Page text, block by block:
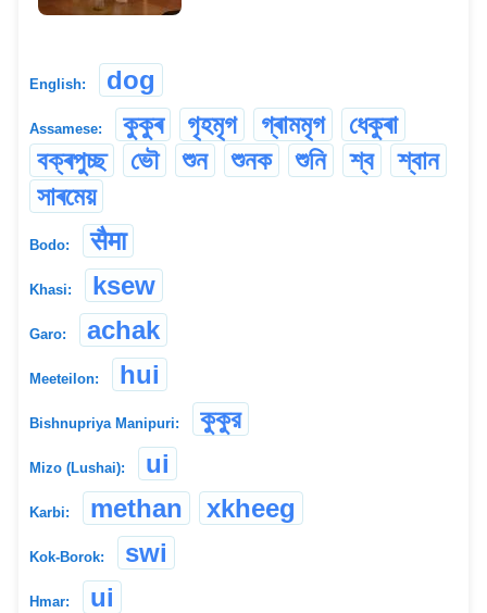
English: dog
Assamese: কুকুৰ গৃহমৃগ গ্ৰামমৃগ
ধেকুৰা
বক্ৰপুচ্ছ
ভৌ শুন শুনক শুনি শ্ব
শ্বান
সাৰমেয়
Bodo: सैमा
Khasi: ksew
Garo: achak
Meeteilon: hui
Bishnupriya Manipuri: কুকুর
Mizo (Lushai): ui
Karbi: methan xkheeg
Kok-Borok: swi
Hmar: ui